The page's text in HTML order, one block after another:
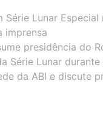
Série Lunar
imprensa
presidência do
Série Lunar
da ABI e discute